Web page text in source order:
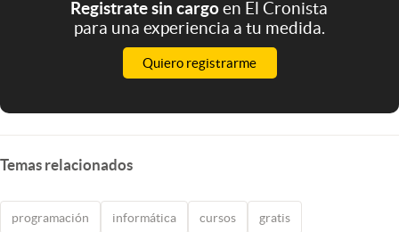
Registrate sin cargoen El Cronista
para una experiencia a tu medida.
Quiero registrarme
Temas relacionados
programación informática cursos gratis